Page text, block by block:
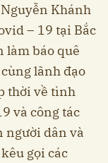
Khánh
– 19 tại Bắc
làm báo quê
lãnh đạo
thời về tình
và công tác
người dân và
gọi các